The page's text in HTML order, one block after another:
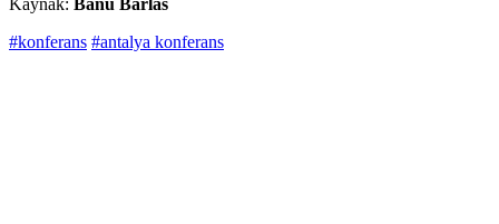
Kaynak: Banu Barlas
#konferans #antalya konferans